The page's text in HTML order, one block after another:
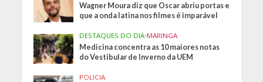
Wagner Moura diz que Oscar abriu portas e
que a onda latina nos filmes é imparável
DESTAQUES DO DIA•MARINGA
Medicina concentra as 10 maiores notas
do Vestibular de Inverno da UEM
POLICIA